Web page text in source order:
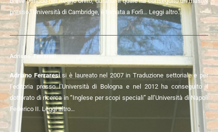
presso l’Università di Cambridge, è tornata a Forlì… Leggi altro…
Adriano Ferraresi
Adriano Ferraresisi è laureato nel 2007 in Traduzione settoriale e per
l’editoria presso l’Università di Bologna e nel 2012 ha conseguito il
dottorato di ricerca in “Inglese per scopi speciali” all’Università di Napoli
Federico II. Leggi altro…